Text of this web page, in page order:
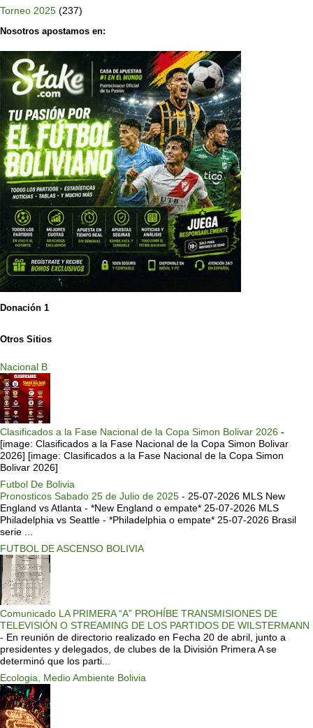
Torneo 2025 (237)
Nosotros apostamos en:
Donación 1
Otros Sitios
Nacional B
Clasificados a la Fase Nacional de la Copa Simon Bolivar 2026 -
[image: Clasificados a la Fase Nacional de la Copa Simon Bolivar
2026] [image: Clasificados a la Fase Nacional de la Copa Simon
Bolivar 2026]
Futbol De Bolivia
Pronosticos Sabado 25 de Julio de 2025 - 25-07-2026 MLS New
England vs Atlanta - *New England o empate* 25-07-2026 MLS
Philadelphia vs Seattle - *Philadelphia o empate* 25-07-2026 Brasil
serie ...
FUTBOL DE ASCENSO BOLIVIA
Comunicado LA PRIMERA “A” PROHÍBE TRANSMISIONES DE
TELEVISIÓN O STREAMING DE LOS PARTIDOS DE WILSTERMANN
- En reunión de directorio realizado en Fecha 20 de abril, junto a
presidentes y delegados, de clubes de la División Primera A se
determinó que los parti...
Ecologia, Medio Ambiente Bolivia